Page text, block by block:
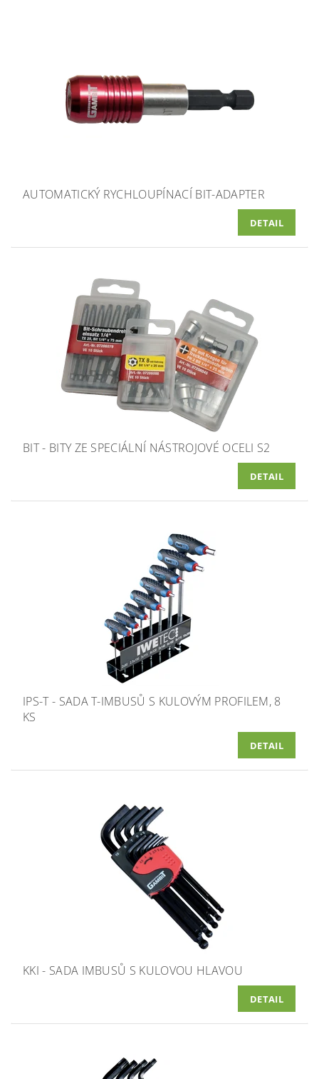
AUTOMATICKÝ RYCHLOUPÍNACÍ BIT-ADAPTER
DETAIL
BIT - BITY ZE SPECIÁLNÍ NÁSTROJOVÉ OCELI S2
DETAIL
IPS-T - SADA T-IMBUSŮ S KULOVÝM PROFILEM, 8
KS
DETAIL
KKI - SADA IMBUSŮ S KULOVOU HLAVOU
DETAIL